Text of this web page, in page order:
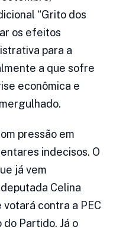
“Grito dos
os efeitos
para a
a que sofre
econômica e
pressão em
indecisos. O
já vem
Celina
contra a PEC
Partido. Já o